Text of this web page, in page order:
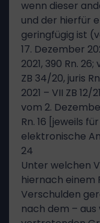
wenn dieser
und der hierfür
geringfügig ist
17. Dezember
2021, 390 Rn.
ZB 34/20, juris
2021 – VII ZB 12/
vom 2.
Rn. 16 [jeweils
elektronische
24
Unter welchen
hiernach einem
Verschulden
nach dem –